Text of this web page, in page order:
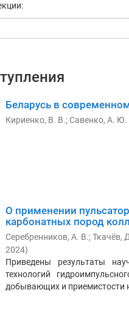
Беларусь в
Кириенко, В. В.;Савенко, А. Ю.
О применении
карбонатных пород
Серебренников, А. В.;Ткачёв,
2024)
Приведены результаты
технологий
добывающих и приемистости